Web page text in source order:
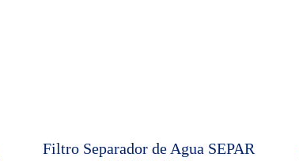
Filtro Separador de Agua SEPAR